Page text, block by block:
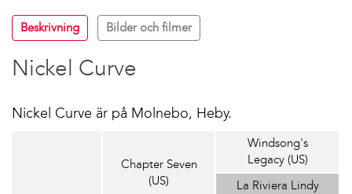
Beskrivning Bilder och filmer
Nickel Curve
Nickel Curve är på Molnebo, Heby.
Chapter Seven
(US)
Windsong's
Legacy (US)
La Riviera Lindy